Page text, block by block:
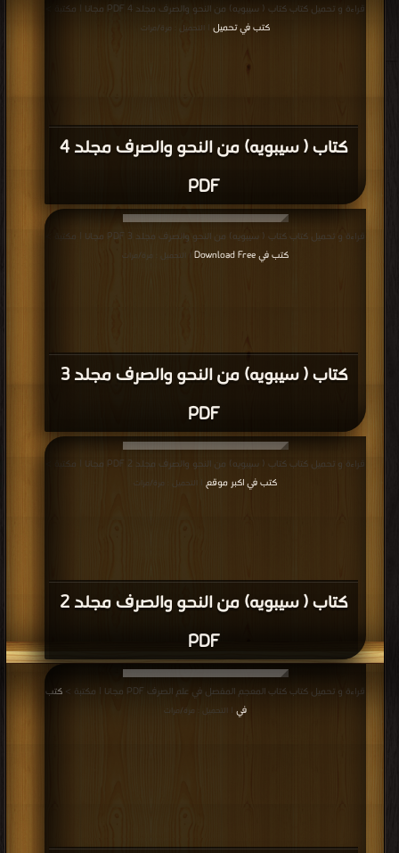
كتاب ( سيبويه) من النحو والصرف مجلد 4
PDF
قراءة و تحميل كتاب كتاب ( سيبويه) من النحو والصرف مجلد 4 PDF مجانا | مكتبة >
كتب في تحميل
| التحميل : مرة/مرات
كتاب ( سيبويه) من النحو والصرف مجلد 3
PDF
قراءة و تحميل كتاب كتاب ( سيبويه) من النحو والصرف مجلد 3 PDF مجانا | مكتبة >
كتب في Download Free
| التحميل : مرة/مرات
كتاب ( سيبويه) من النحو والصرف مجلد 2
PDF
قراءة و تحميل كتاب كتاب ( سيبويه) من النحو والصرف مجلد 2 PDF مجانا | مكتبة >
كتب في اكبر موقع
| التحميل : مرة/مرات
قراءة و تحميل كتاب كتاب المعجم المفصل في علم الصرف PDF مجانا | مكتبة >
كتب
في | التحميل : مرة/مرات